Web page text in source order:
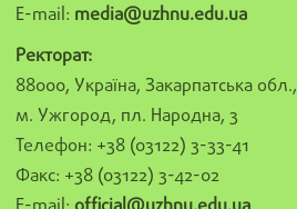
E-mail: media@uzhnu.edu.ua
Ректорат:
88000, Україна, Закарпатська обл.,
м. Ужгород, пл. Народна, 3
Телефон: +38 (03122) 3-33-41
Факс: +38 (03122) 3-42-02